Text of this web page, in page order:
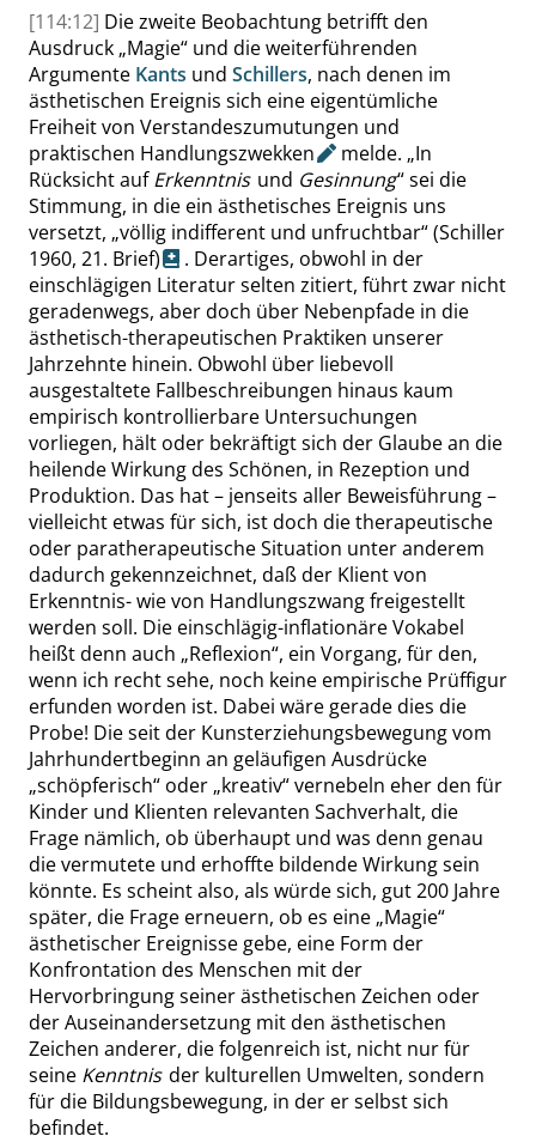
[114:12] Die zweite Beobachtung betrifft den
Ausdruck „Magie“ und die weiterführenden
Argumente Kants und Schillers, nach denen im
ästhetischen Ereignis sich eine eigentümliche
Freiheit von Verstandeszumutungen und
praktischen Handlungszwekken melde. „In
Rücksicht aufErkenntnis und Gesinnung“sei die
Stimmung, in die ein ästhetisches Ereignis uns
versetzt, „völlig indifferent und unfruchtbar“(Schiller
1960, 21. Brief)
. Derartiges, obwohl in der
einschlägigen Literatur selten zitiert, führt zwar nicht
geradenwegs, aber doch über Nebenpfade in die
ästhetisch-therapeutischen Praktiken unserer
Jahrzehnte hinein. Obwohl über liebevoll
ausgestaltete Fallbeschreibungen hinaus kaum
empirisch kontrollierbare Untersuchungen
vorliegen, hält oder bekräftigt sich der Glaube an die
heilende Wirkung des Schönen, in Rezeption und
Produktion. Das hat – jenseits aller Beweisführung –
vielleicht etwas für sich, ist doch die therapeutische
oder paratherapeutische Situation unter anderem
dadurch gekennzeichnet, daß der Klient von
Erkenntnis- wie von Handlungszwang freigestellt
werden soll. Die einschlägig-inflationäre Vokabel
heißt denn auch „Reflexion“, ein Vorgang, für den,
wenn ich recht sehe, noch keine empirische Prüffigur
erfunden worden ist. Dabei wäre gerade dies die
Probe! Die seit der Kunsterziehungsbewegung vom
Jahrhundertbeginn an geläufigen Ausdrücke
„schöpferisch“ oder „kreativ“vernebeln eher den für
Kinder und Klienten relevanten Sachverhalt, die
Frage nämlich, ob überhaupt und was denn genau
die vermutete und erhoffte bildende Wirkung sein
könnte. Es scheint also, als würde sich, gut 200 Jahre
später, die Frage erneuern, ob es eine „Magie“
ästhetischer Ereignisse gebe, eine Form der
Konfrontation des Menschen mit der
Hervorbringung seiner ästhetischen Zeichen oder
der Auseinandersetzung mit den ästhetischen
Zeichen anderer, die folgenreich ist, nicht nur für
seine Kenntnis der kulturellen Umwelten, sondern
für die Bildungsbewegung, in der er selbst sich
befindet.